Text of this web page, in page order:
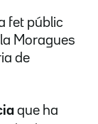
fet públic
Moragues
de
que ha